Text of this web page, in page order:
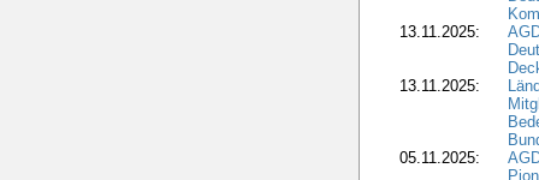
13.11.2025:
13.11.2025:
05.11.2025: